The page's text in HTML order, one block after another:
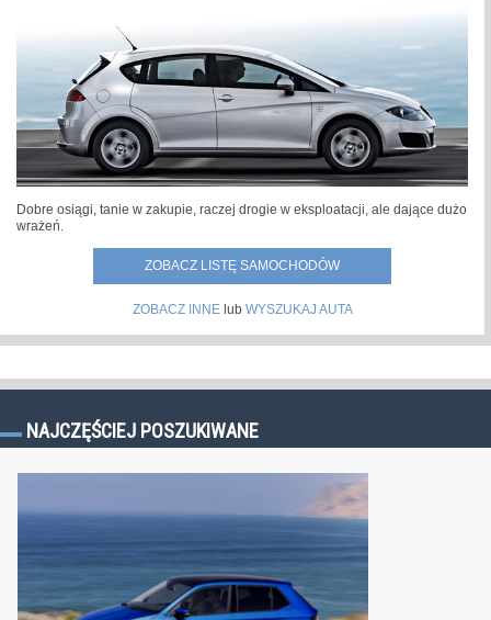
Dobre osiągi, tanie w zakupie, raczej drogie w eksploatacji, ale dające dużo
wrażeń.
ZOBACZ LISTĘ SAMOCHODÓW
ZOBACZ INNElub WYSZUKAJ AUTA
NAJCZĘŚCIEJ POSZUKIWANE